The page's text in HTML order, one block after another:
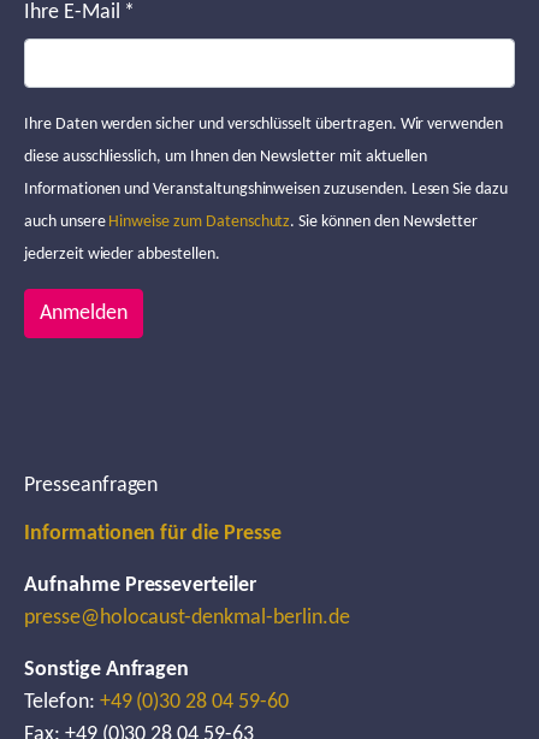
Ihre E-Mail *
Ihre Daten werden sicher und verschlüsselt übertragen. Wir verwenden
diese ausschliesslich, um Ihnen den Newsletter mit aktuellen
Informationen und Veranstaltungshinweisen zuzusenden. Lesen Sie dazu
auch unsere Hinweise zum Datenschutz. Sie können den Newsletter
jederzeit wieder abbestellen.
Anmelden
Presseanfragen
Informationen für die Presse
Aufnahme Presseverteiler
presse@holocaust-denkmal-berlin.de
Sonstige Anfragen
Telefon: +49 (0)30 28 04 59-60